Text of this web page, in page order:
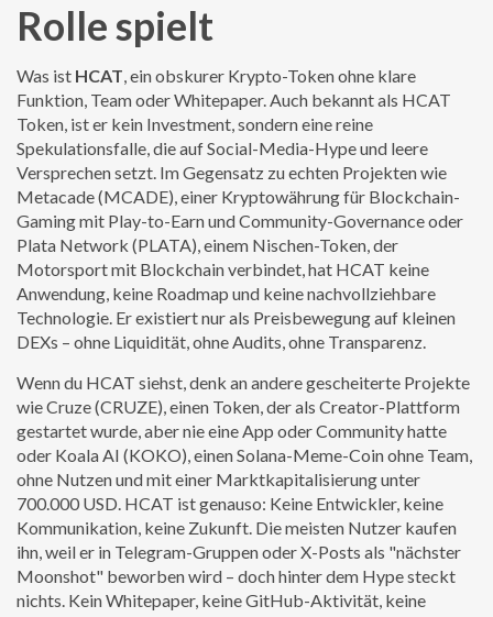
Rolle spielt
Was ist HCAT,ein obskurer Krypto-Token ohne klare
Funktion, Team oder Whitepaper. Auch bekannt als HCAT
Token, ist er kein Investment, sondern eine reine
Spekulationsfalle, die auf Social-Media-Hype und leere
Versprechen setzt. Im Gegensatz zu echten Projekten wie
Metacade (MCADE),einer Kryptowährung für Blockchain-
Gaming mit Play-to-Earn und Community-Governanceoder
Plata Network (PLATA),einem Nischen-Token, der
Motorsport mit Blockchain verbindet, hat HCAT keine
Anwendung, keine Roadmap und keine nachvollziehbare
Technologie. Er existiert nur als Preisbewegung auf kleinen
DEXs – ohne Liquidität, ohne Audits, ohne Transparenz.
Wenn du HCAT siehst, denk an andere gescheiterte Projekte
wieCruze (CRUZE),einen Token, der als Creator-Plattform
gestartet wurde, aber nie eine App oder Community hatte
oder Koala AI (KOKO),einen Solana-Meme-Coin ohne Team,
ohne Nutzen und mit einer Marktkapitalisierung unter
700.000 USD. HCAT ist genauso: Keine Entwickler, keine
Kommunikation, keine Zukunft. Die meisten Nutzer kaufen
ihn, weil er in Telegram-Gruppen oder X-Posts als "nächster
Moonshot" beworben wird – doch hinter dem Hype steckt
nichts. Kein Whitepaper, keine GitHub-Aktivität, keine